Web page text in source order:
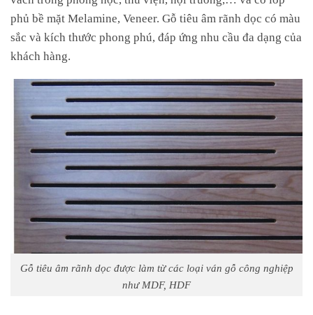
phủ bề mặt Melamine, Veneer. Gỗ tiêu âm rãnh dọc có màu
sắc và kích thước phong phú, đáp ứng nhu cầu đa dạng của
khách hàng.
Gỗ tiêu âm rãnh dọc được làm từ các loại ván gỗ công nghiệp
như MDF, HDF